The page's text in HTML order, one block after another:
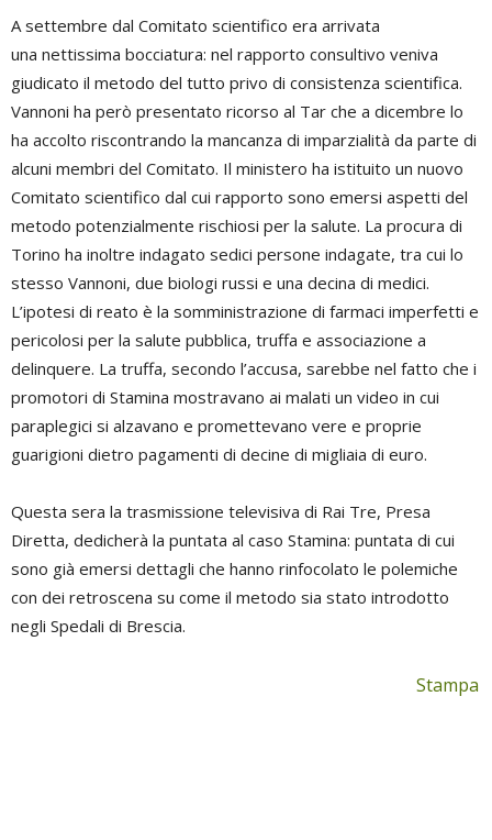
A settembre dal Comitato scientifico era arrivata
una nettissima bocciatura: nel rapporto consultivo veniva
giudicato il metodo del tutto privo di consistenza scientifica.
Vannoni ha però presentato ricorso al Tar che a dicembre lo
ha accolto riscontrando la mancanza di imparzialità da parte di
alcuni membri del Comitato. Il ministero ha istituito un nuovo
Comitato scientifico dal cui rapporto sono emersi aspetti del
metodo potenzialmente rischiosi per la salute. La procura di
Torino ha inoltre indagato sedici persone indagate, tra cui lo
stesso Vannoni, due biologi russi e una decina di medici.
L’ipotesi di reato è la somministrazione di farmaci imperfetti e
pericolosi per la salute pubblica, truffa e associazione a
delinquere. La truffa, secondo l’accusa, sarebbe nel fatto che i
promotori di Stamina mostravano ai malati un video in cui
paraplegici si alzavano e promettevano vere e proprie
guarigioni dietro pagamenti di decine di migliaia di euro.
Questa sera la trasmissione televisiva di Rai Tre, Presa
Diretta, dedicherà la puntata al caso Stamina: puntata di cui
sono già emersi dettagli che hanno rinfocolato le polemiche
con dei retroscena su come il metodo sia stato introdotto
negli Spedali di Brescia.
Stampa